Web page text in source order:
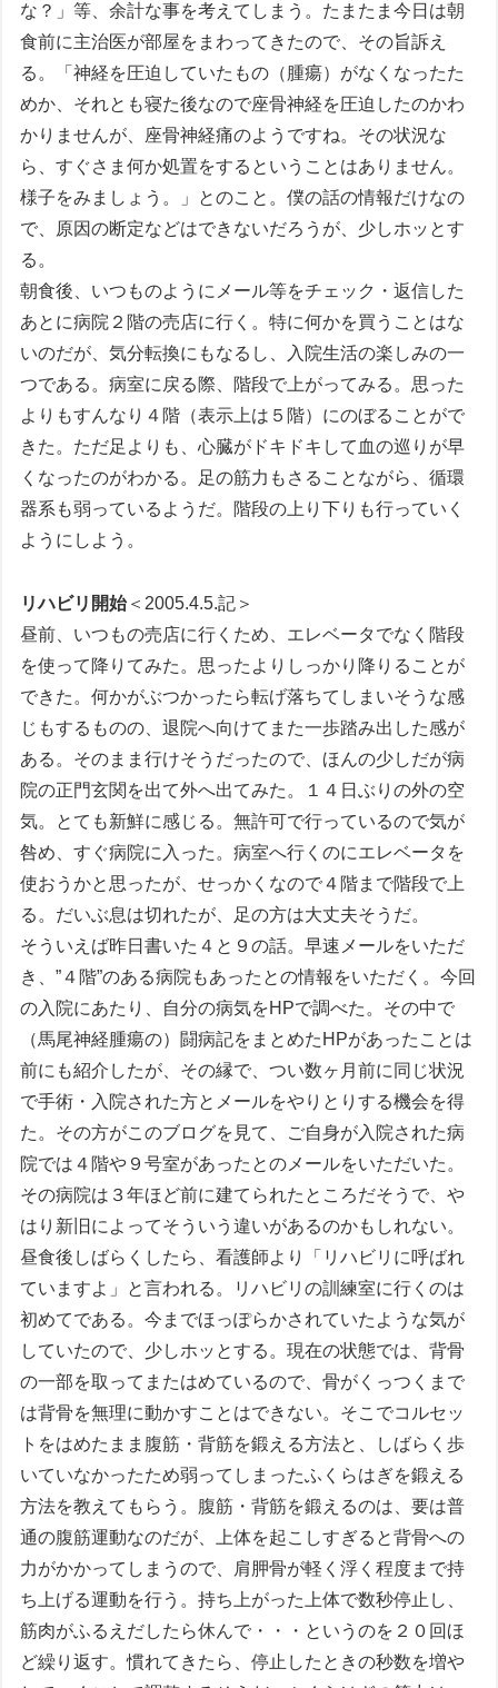
な？」等、余計な事を考えてしまう。たまたま今日は朝
食前に主治医が部屋をまわってきたので、その旨訴え
る。「神経を圧迫していたもの（腫瘍）がなくなったた
めか、それとも寝た後なので座骨神経を圧迫したのかわ
かりませんが、座骨神経痛のようですね。その状況な
ら、すぐさま何か処置をするということはありません。
様子をみましょう。」とのこと。僕の話の情報だけなの
で、原因の断定などはできないだろうが、少しホッとす
る。
朝食後、いつものようにメール等をチェック・返信した
あとに病院２階の売店に行く。特に何かを買うことはな
いのだが、気分転換にもなるし、入院生活の楽しみの一
つである。病室に戻る際、階段で上がってみる。思った
よりもすんなり４階（表示上は５階）にのぼることがで
きた。ただ足よりも、心臓がドキドキして血の巡りが早
くなったのがわかる。足の筋力もさることながら、循環
器系も弱っているようだ。階段の上り下りも行っていく
ようにしよう。
リハビリ開始＜2005.4.5.記＞
昼前、いつもの売店に行くため、エレベータでなく階段
を使って降りてみた。思ったよりしっかり降りることが
できた。何かがぶつかったら転げ落ちてしまいそうな感
じもするものの、退院へ向けてまた一歩踏み出した感が
ある。そのまま行けそうだったので、ほんの少しだが病
院の正門玄関を出て外へ出てみた。１４日ぶりの外の空
気。とても新鮮に感じる。無許可で行っているので気が
咎め、すぐ病院に入った。病室へ行くのにエレベータを
使おうかと思ったが、せっかくなので４階まで階段で上
る。だいぶ息は切れたが、足の方は大丈夫そうだ。
そういえば昨日書いた４と９の話。早速メールをいただ
き、”４階”のある病院もあったとの情報をいただく。今回
の入院にあたり、自分の病気をHPで調べた。その中で
（馬尾神経腫瘍の）闘病記をまとめたHPがあったことは
前にも紹介したが、その縁で、つい数ヶ月前に同じ状況
で手術・入院された方とメールをやりとりする機会を得
た。その方がこのブログを見て、ご自身が入院された病
院では４階や９号室があったとのメールをいただいた。
その病院は３年ほど前に建てられたところだそうで、や
はり新旧によってそういう違いがあるのかもしれない。
昼食後しばらくしたら、看護師より「リハビリに呼ばれ
ていますよ」と言われる。リハビリの訓練室に行くのは
初めてである。今までほっぽらかされていたような気が
していたので、少しホッとする。現在の状態では、背骨
の一部を取ってまたはめているので、骨がくっつくまで
は背骨を無理に動かすことはできない。そこでコルセッ
トをはめたまま腹筋・背筋を鍛える方法と、しばらく歩
いていなかったため弱ってしまったふくらはぎを鍛える
方法を教えてもらう。腹筋・背筋を鍛えるのは、要は普
通の腹筋運動なのだが、上体を起こしすぎると背骨への
力がかかってしまうので、肩胛骨が軽く浮く程度まで持
ち上げる運動を行う。持ち上がった上体で数秒停止し、
筋肉がふるえだしたら休んで・・・というのを２０回ほ
ど繰り返す。慣れてきたら、停止したときの秒数を増や